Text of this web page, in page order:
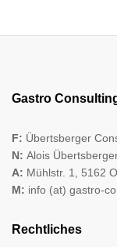
Gastro
F: Übertsberger
N: Alois
A: Mühlstr. 1, 5162
M: info (at) gastro-
Rechtliches